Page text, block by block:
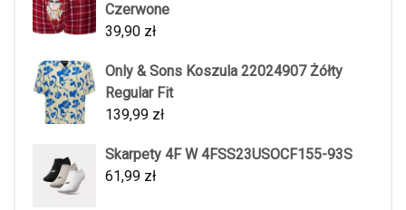
Czerwone
39,90 zł
Only & Sons Koszula 22024907 Żółty
Regular Fit
139,99 zł
Skarpety 4F W 4FSS23USOCF155-93S
61,99 zł